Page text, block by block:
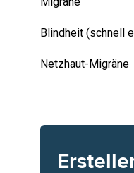
Blindheit (schnell
Netzhaut-Migräne